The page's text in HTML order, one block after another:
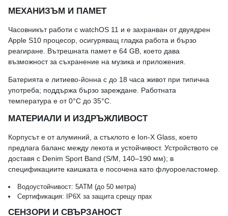
МЕХАНИЗЪМ И ПАМЕТ
Часовникът работи с watchOS 11 и е захранван от двуядрен
Apple S10 процесор, осигуряващ гладка работа и бързо
реагиране. Вътрешната памет е 64 GB, което дава
възможност за съхранение на музика и приложения.
Батерията е литиево-йонна с до 18 часа живот при типична
употреба; поддържа бързо зареждане. Работната
температура е от 0°C до 35°C.
МАТЕРИАЛИ И ИЗДРЪЖЛИВОСТ
Корпусът е от алуминий, а стъклото е Ion‑X Glass, което
предлага баланс между лекота и устойчивост. Устройството се
доставя с Denim Sport Band (S/M, 140–190 мм); в
спецификациите каишката е посочена като флуороеластомер.
Водоустойчивост: 5ATM (до 50 метра)
Сертификация: IP6X за защита срещу прах
СЕНЗОРИ И СВЪРЗАНОСТ